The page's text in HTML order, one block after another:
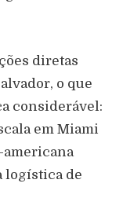
diretas
o que
considerável:
em Miami
logística de